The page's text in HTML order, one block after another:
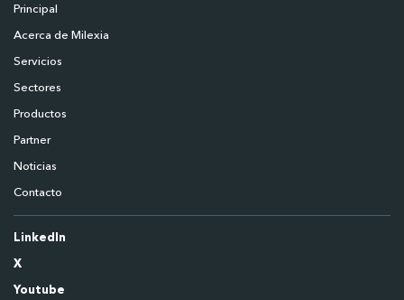
Principal
Acerca de Milexia
Servicios
Sectores
Productos
Partner
Noticias
Contacto
LinkedIn
X
Youtube